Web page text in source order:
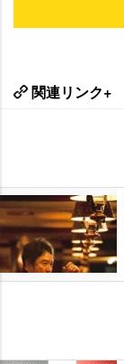
関連リンク+